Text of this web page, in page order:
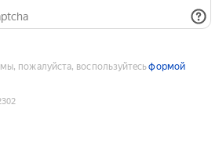
пожалуйста, воспользуйтесьформой